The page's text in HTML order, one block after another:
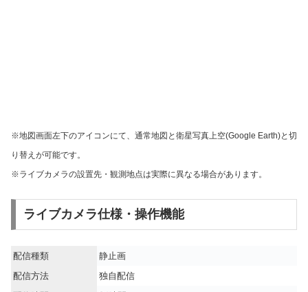
※地図画面左下のアイコンにて、通常地図と衛星写真上空(Google Earth)と切
り替えが可能です。
※ライブカメラの設置先・観測地点は実際に異なる場合があります。
ライブカメラ仕様・操作機能
配信種類
静止画
配信方法
独自配信